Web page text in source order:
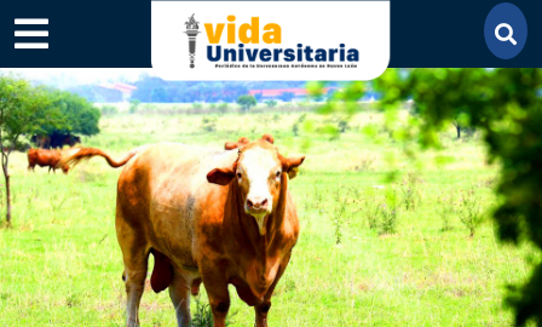
×
SECCIONES